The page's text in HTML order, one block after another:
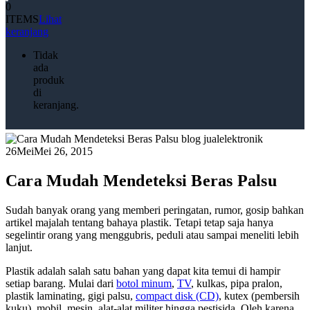
0
ITEMSLihat
keranjang
Tidak
ada
produk
di
keranjang.
26MeiMei 26, 2015
Cara Mudah Mendeteksi Beras Palsu
Sudah banyak orang yang memberi peringatan, rumor, gosip bahkan
artikel majalah tentang bahaya plastik. Tetapi tetap saja hanya
segelintir orang yang menggubris, peduli atau sampai meneliti lebih
lanjut.
Plastik adalah salah satu bahan yang dapat kita temui di hampir
setiap barang. Mulai dari botol minum, TV, kulkas, pipa pralon,
plastik laminating, gigi palsu, compact disk (CD), kutex (pembersih